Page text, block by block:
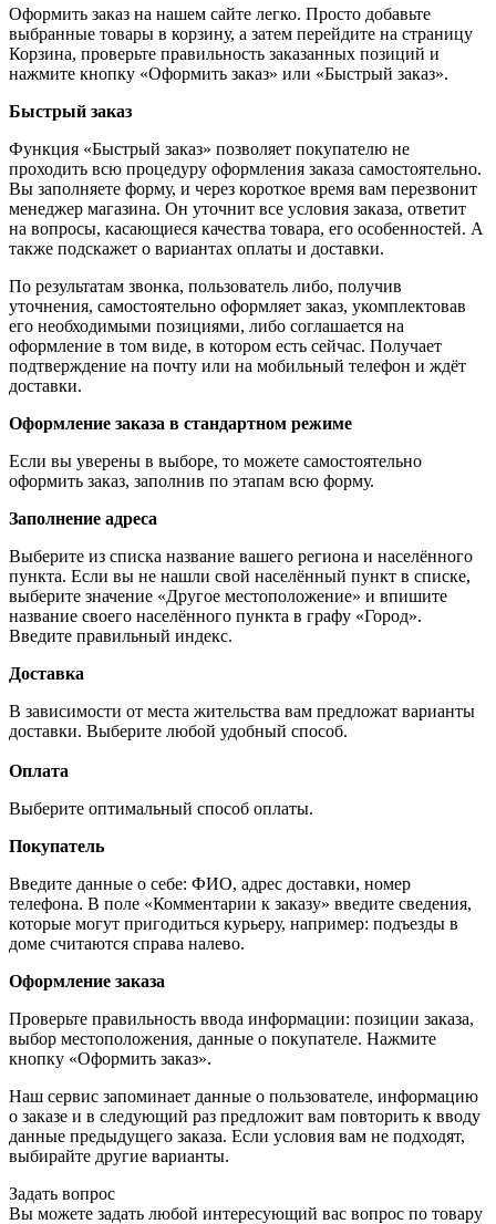
Оформить заказ на нашем сайте легко. Просто добавьте
выбранные товары в корзину, а затем перейдите на страницу
Корзина, проверьте правильность заказанных позиций и
нажмите кнопку «Оформить заказ» или «Быстрый заказ».
Быстрый заказ
Функция «Быстрый заказ» позволяет покупателю не
проходить всю процедуру оформления заказа самостоятельно.
Вы заполняете форму, и через короткое время вам перезвонит
менеджер магазина. Он уточнит все условия заказа, ответит
на вопросы, касающиеся качества товара, его особенностей. А
также подскажет о вариантах оплаты и доставки.
По результатам звонка, пользователь либо, получив
уточнения, самостоятельно оформляет заказ, укомплектовав
его необходимыми позициями, либо соглашается на
оформление в том виде, в котором есть сейчас. Получает
подтверждение на почту или на мобильный телефон и ждёт
доставки.
Оформление заказа в стандартном режиме
Если вы уверены в выборе, то можете самостоятельно
оформить заказ, заполнив по этапам всю форму.
Заполнение адреса
Выберите из списка название вашего региона и населённого
пункта. Если вы не нашли свой населённый пункт в списке,
выберите значение «Другое местоположение» и впишите
название своего населённого пункта в графу «Город».
Введите правильный индекс.
Доставка
В зависимости от места жительства вам предложат варианты
доставки. Выберите любой удобный способ.
Оплата
Выберите оптимальный способ оплаты.
Покупатель
Введите данные о себе: ФИО, адрес доставки, номер
телефона. В поле «Комментарии к заказу» введите сведения,
которые могут пригодиться курьеру, например: подъезды в
доме считаются справа налево.
Оформление заказа
Проверьте правильность ввода информации: позиции заказа,
выбор местоположения, данные о покупателе. Нажмите
кнопку «Оформить заказ».
Наш сервис запоминает данные о пользователе, информацию
о заказе и в следующий раз предложит вам повторить к вводу
данные предыдущего заказа. Если условия вам не подходят,
выбирайте другие варианты.
Задать вопрос
Вы можете задать любой интересующий вас вопрос по товару